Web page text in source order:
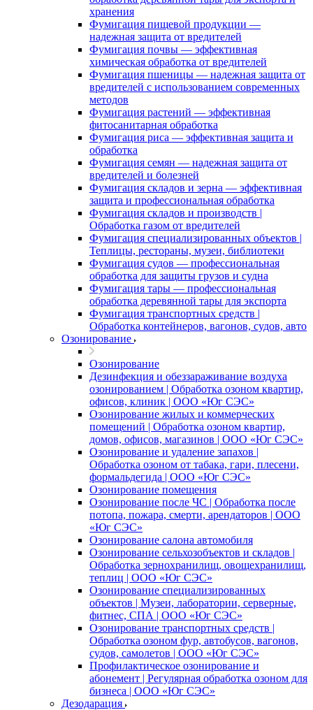
хранения
Фумигация пищевой продукции —
надежная защита от вредителей
Фумигация почвы — эффективная
химическая обработка от вредителей
Фумигация пшеницы — надежная защита от
вредителей с использованием современных
методов
Фумигация растений — эффективная
фитосанитарная обработка
Фумигация риса — эффективная защита и
обработка
Фумигация семян — надежная защита от
вредителей и болезней
Фумигация складов и зерна — эффективная
защита и профессиональная обработка
Фумигация складов и производств |
Обработка газом от вредителей
Фумигация специализированных объектов |
Теплицы, рестораны, музеи, библиотеки
Фумигация судов — профессиональная
обработка для защиты грузов и судна
Фумигация тары — профессиональная
обработка деревянной тары для экспорта
Фумигация транспортных средств |
Обработка контейнеров, вагонов, судов, авто
Озонирование
Озонирование
Дезинфекция и обеззараживание воздуха
озонированием | Обработка озоном квартир,
офисов, клиник | ООО «Юг СЭС»
Озонирование жилых и коммерческих
помещений | Обработка озоном квартир,
домов, офисов, магазинов | ООО «Юг СЭС»
Озонирование и удаление запахов |
Обработка озоном от табака, гари, плесени,
формальдегида | ООО «Юг СЭС»
Озонирование помещения
Озонирование после ЧС | Обработка после
потопа, пожара, смерти, арендаторов | ООО
«Юг СЭС»
Озонирование салона автомобиля
Озонирование сельхозобъектов и складов |
Обработка зернохранилищ, овощехранилищ,
теплиц | ООО «Юг СЭС»
Озонирование специализированных
объектов | Музеи, лаборатории, серверные,
фитнес, СПА | ООО «Юг СЭС»
Озонирование транспортных средств |
Обработка озоном фур, автобусов, вагонов,
судов, самолетов | ООО «Юг СЭС»
Профилактическое озонирование и
абонемент | Регулярная обработка озоном для
бизнеса | ООО «Юг СЭС»
Дезодарация